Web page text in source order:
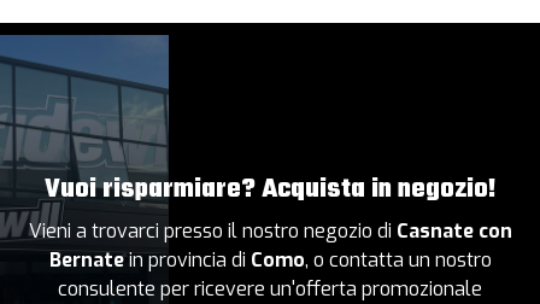
Vuoi risparmiare? Acquista in negozio!
Vieni a trovarci presso il nostro negozio di Casnate con
Bernatein provincia di Como, o contatta un nostro
consulente per ricevere un'offerta promozionale